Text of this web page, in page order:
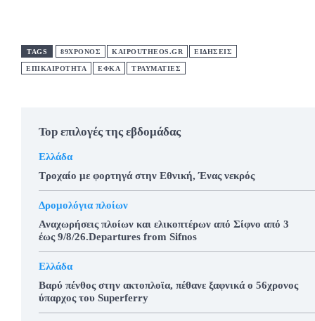
TAGS 89ΧΡΟΝΟΣ KAIPOUTHEOS.GR ΕΙΔΗΣΕΙΣ
ΕΠΙΚΑΙΡΟΤΗΤΑ ΕΦΚΑ ΤΡΑΥΜΑΤΙΕΣ
Top επιλογές της εβδομάδας
Ελλάδα
Τροχαίο με φορτηγά στην Εθνική, Ένας νεκρός
Δρομολόγια πλοίων
Αναχωρήσεις πλοίων και ελικοπτέρων από Σίφνο από 3
έως 9/8/26.Departures from Sifnos
Ελλάδα
Βαρύ πένθος στην ακτοπλοϊα, πέθανε ξαφνικά ο 56χρονος
ύπαρχος του Superferry